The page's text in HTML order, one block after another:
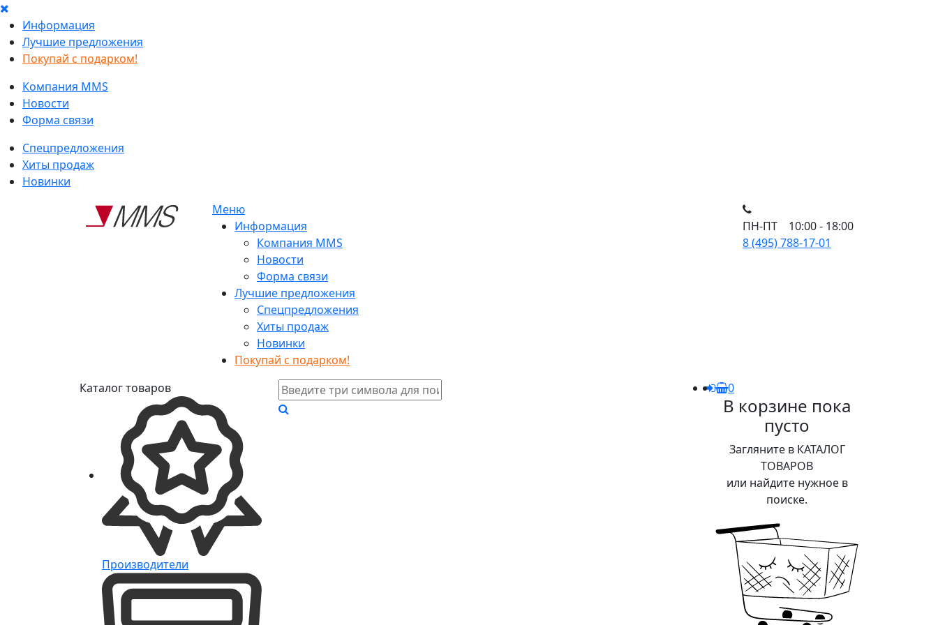
Информация
Лучшие предложения
Покупай с подарком!
Компания MMS
Новости
Форма связи
Спецпредложения
Хиты продаж
Новинки
Меню
Информация
Компания MMS
Новости
Форма связи
Лучшие предложения
Спецпредложения
Хиты продаж
Новинки
Покупай с подарком!
ПН-ПТ 10:00 - 18:00
8 (495) 788-17-01
Каталог товаров
Производители
0
В корзине пока
пусто
Загляните в КАТАЛОГ
ТОВАРОВ
или найдите нужное в
поиске.